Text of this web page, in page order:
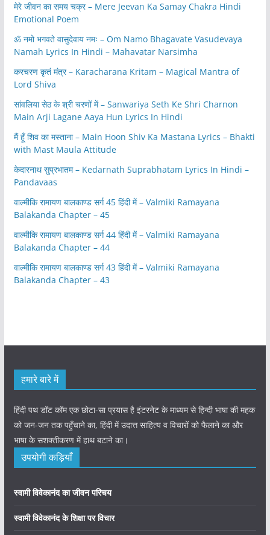
मेरे जीवन का समय चक्र – Mere Jeevan Ka Samay Chakra Hindi
Emotional Poem
ॐ नमो भगवते वासुदेवाय नमः – Om Namo Bhagavate Vasudevaya
Namah Lyrics In Hindi – Mahavatar Narsimha
करचरण कृतं मंत्र – Karacharana Kritam – Magical Mantra of
Lord Shiva
सांवलिया सेठ के श्री चरणों में – Sanwariya Seth Ke Shri Charnon
Main Arji Lagane Aaya Hun Lyrics In Hindi
मैं हूँ शिव का मस्ताना – Main Hoon Shiv Ka Mastana Lyrics – Bhakti
with Mast Maula Attitude
केदारनाथ सुप्रभातम – Kedarnath Suprabhatam Lyrics In Hindi –
Pandavaas
वाल्मीकि रामायण बालकाण्ड सर्ग 45 हिंदी में – Valmiki Ramayana
Balakanda Chapter – 45
वाल्मीकि रामायण बालकाण्ड सर्ग 44 हिंदी में – Valmiki Ramayana
Balakanda Chapter – 44
वाल्मीकि रामायण बालकाण्ड सर्ग 43 हिंदी में – Valmiki Ramayana
Balakanda Chapter – 43
हमारे बारे में
हिंदी पथ डॉट कॉम एक छोटा-सा प्रयास है इंटरनेट के माध्यम से हिन्दी भाषा की महक
को जन-जन तक पहुँचाने का, हिंदी में उदात्त साहित्य व विचारों को फैलाने का और
भाषा के सशक्तीकरण में हाथ बटाने का।
उपयोगी कड़ियाँ
स्वामी विवेकानंद का जीवन परिचय
स्वामी विवेकानंद के शिक्षा पर विचार